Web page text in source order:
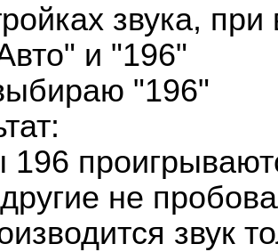
звука,
и "196"
"196"
не
звук